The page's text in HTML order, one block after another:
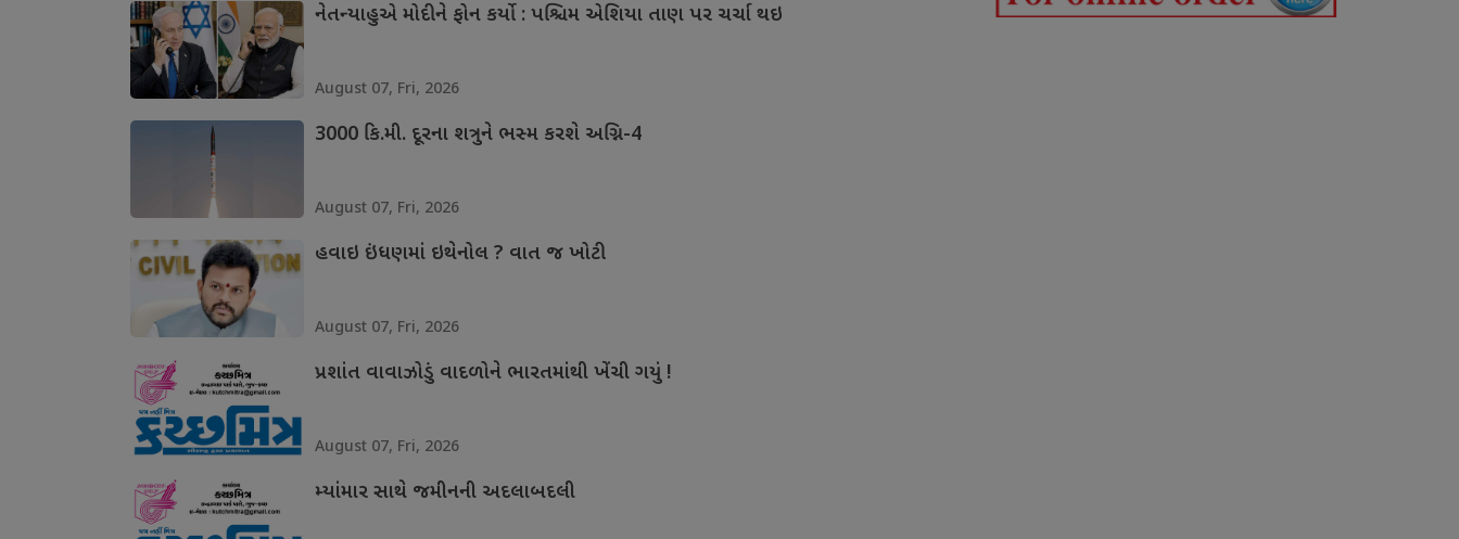
નેતન્યાહુએ મોદીને ફોન કર્યો : પશ્ચિમ એશિયા તાણ પર ચર્ચા થઇ
August 07, Fri, 2026
3000 કિ.મી. દૂરના શત્રુને ભસ્મ કરશે અગ્નિ-4
August 07, Fri, 2026
હવાઇ ઇંધણમાં ઇથેનોલ ? વાત જ ખોટી
August 07, Fri, 2026
પ્રશાંત વાવાઝોડું વાદળોને ભારતમાંથી ખેંચી ગયું !
August 07, Fri, 2026
મ્યાંમાર સાથે જમીનની અદલાબદલી